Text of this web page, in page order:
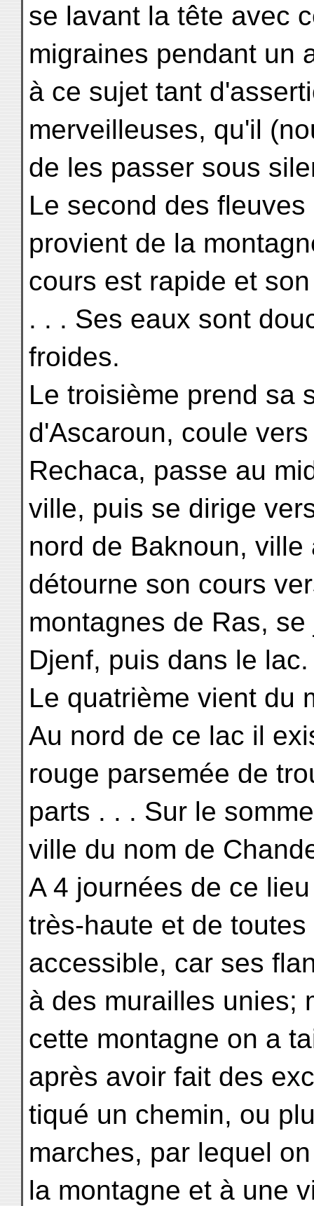
se lavant la tête avec
migraines pendant un
à ce sujet tant
merveilleuses, qu'il
de les passer sous
Le second des
provient de la
cours est rapide et
. . . Ses eaux sont
froides.
Le troisième prend sa
d'Ascaroun, coule
Rechaca, passe au
ville, puis se dirige
nord de Baknoun,
détourne son cours
montagnes de Ras,
Djenf, puis dans le lac.
Le quatrième vient du
Au nord de ce lac il
rouge parsemée de
parts . . . Sur le
ville du nom de
A 4 journées de ce
très-haute et de
accessible, car ses
à des murailles unies;
cette montagne on a
après avoir fait des
tiqué un chemin, ou
marches, par lequel
la montagne et à une